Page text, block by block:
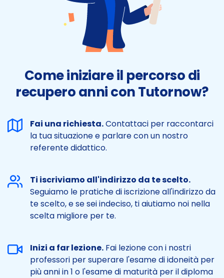
Come iniziare il percorso di
recupero anni con Tutornow?
Fai una richiesta.Contattaci per raccontarci
la tua situazione e parlare con un nostro
referente didattico.
Ti iscriviamo all'indirizzo da te scelto.
Seguiamo le pratiche di iscrizione all'indirizzo da
te scelto, e se sei indeciso, ti aiutiamo noi nella
scelta migliore per te.
Inizi a far lezione. Fai lezione con i nostri
professori per superare l'esame di idoneità per
più anni in 1 o l'esame di maturità per il diploma